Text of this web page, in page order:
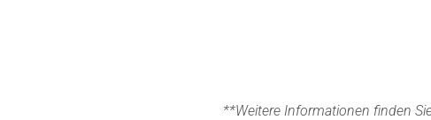
**Weitere Informationen finden